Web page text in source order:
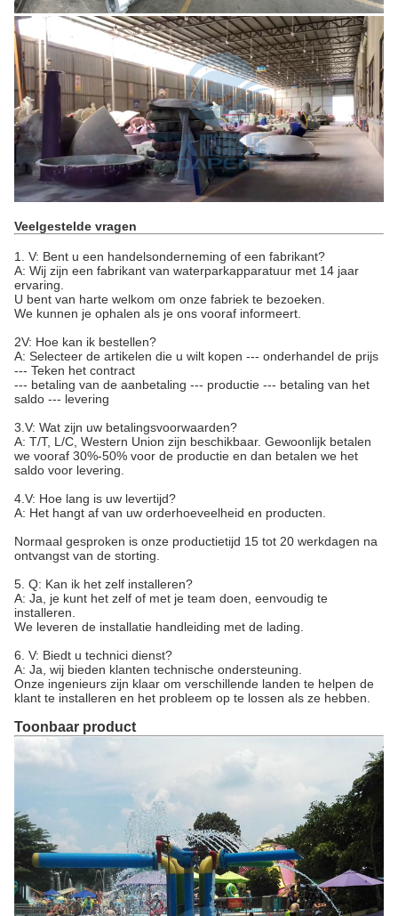
Veelgestelde vragen
1. V: Bent u een handelsonderneming of een fabrikant?
A: Wij zijn een fabrikant van waterparkapparatuur met 14 jaar
ervaring.
U bent van harte welkom om onze fabriek te bezoeken.
We kunnen je ophalen als je ons vooraf informeert.
2V: Hoe kan ik bestellen?
A: Selecteer de artikelen die u wilt kopen --- onderhandel de prijs
--- Teken het contract
--- betaling van de aanbetaling --- productie --- betaling van het
saldo --- levering
3.V: Wat zijn uw betalingsvoorwaarden?
A: T/T, L/C, Western Union zijn beschikbaar. Gewoonlijk betalen
we vooraf 30%-50% voor de productie en dan betalen we het
saldo voor levering.
4.V: Hoe lang is uw levertijd?
A: Het hangt af van uw orderhoeveelheid en producten.
Normaal gesproken is onze productietijd 15 tot 20 werkdagen na
ontvangst van de storting.
5. Q: Kan ik het zelf installeren?
A: Ja, je kunt het zelf of met je team doen, eenvoudig te
installeren.
We leveren de installatie handleiding met de lading.
6. V: Biedt u technici dienst?
A: Ja, wij bieden klanten technische ondersteuning.
Onze ingenieurs zijn klaar om verschillende landen te helpen de
klant te installeren en het probleem op te lossen als ze hebben.
Toonbaar product